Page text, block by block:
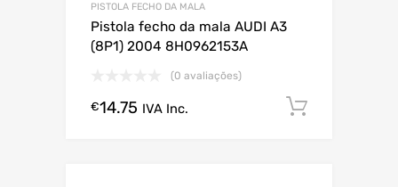
PISTOLA FECHO DA MALA
Pistola fecho da mala AUDI A3
(8P1) 2004 8H0962153A
(0 avaliações)
€14.75 IVA Inc.